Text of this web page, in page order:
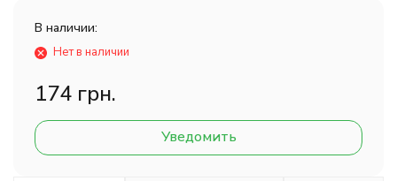
В наличии:
Нет в наличии
174 грн.
Уведомить